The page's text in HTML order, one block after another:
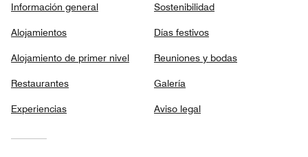
Información general
Alojamientos
Alojamiento de primer nivel
Restaurantes
Experiencias
Sostenibilidad
Días festivos
Reuniones y bodas
Galería
Aviso legal